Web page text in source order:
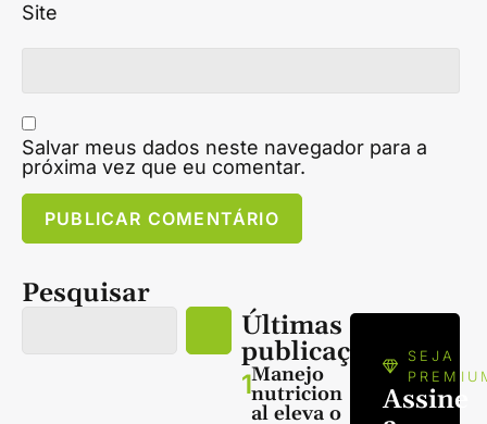
Site
Salvar meus dados neste navegador para a
próxima vez que eu comentar.
Pesquisar
Últimas
publicações
1Manejo
nutricion
al eleva o
SEJA
Assine